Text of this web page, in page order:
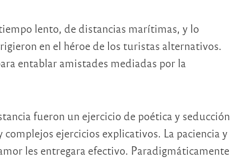
lento, de distancias marítimas, y lo
en el héroe de los turistas alternativos.
entablar amistades mediadas por la
fueron un ejercicio de poética y seducción
ejercicios explicativos. La paciencia y
les entregara efectivo. Paradigmáticamente